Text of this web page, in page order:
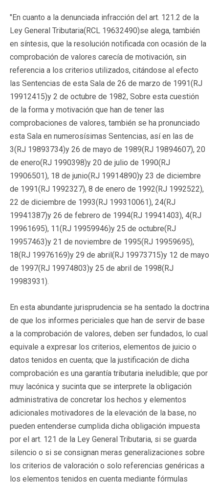
"En cuanto a la denunciada infracción del art. 121.2 de la
Ley General Tributaria(RCL 19632490)se alega, también
en síntesis, que la resolución notificada con ocasión de la
comprobación de valores carecía de motivación, sin
referencia a los criterios utilizados, citándose al efecto
las Sentencias de esta Sala de 26 de marzo de 1991(RJ
19912415)y 2 de octubre de 1982, Sobre esta cuestión
de la forma y motivación que han de tener las
comprobaciones de valores, también se ha pronunciado
esta Sala en numerosísimas Sentencias, así en las de
3(RJ 19893734)y 26 de mayo de 1989(RJ 19894607), 20
de enero(RJ 1990398)y 20 de julio de 1990(RJ
19906501), 18 de junio(RJ 19914890)y 23 de diciembre
de 1991(RJ 1992327), 8 de enero de 1992(RJ 1992522),
22 de diciembre de 1993(RJ 199310061), 24(RJ
19941387)y 26 de febrero de 1994(RJ 19941403), 4(RJ
19961695), 11(RJ 19959946)y 25 de octubre(RJ
19957463)y 21 de noviembre de 1995(RJ 19959695),
18(RJ 19976169)y 29 de abril(RJ 19973715)y 12 de mayo
de 1997(RJ 19974803)y 25 de abril de 1998(RJ
19983931).
En esta abundante jurisprudencia se ha sentado la doctrina
de que los informes periciales que han de servir de base
a la comprobación de valores, deben ser fundados, lo cual
equivale a expresar los criterios, elementos de juicio o
datos tenidos en cuenta; que la justificación de dicha
comprobación es una garantía tributaria ineludible; que por
muy lacónica y sucinta que se interprete la obligación
administrativa de concretar los hechos y elementos
adicionales motivadores de la elevación de la base, no
pueden entenderse cumplida dicha obligación impuesta
por el art. 121 de la Ley General Tributaria, si se guarda
silencio o si se consignan meras generalizaciones sobre
los criterios de valoración o solo referencias genéricas a
los elementos tenidos en cuenta mediante fórmulas